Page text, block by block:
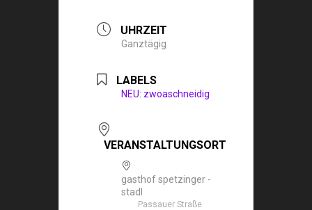
UHRZEIT
Ganztägig
LABELS
NEU: zwoaschneidig
VERANSTALTUNGSORT
gasthof spetzinger -
stadl
Passauer Straße